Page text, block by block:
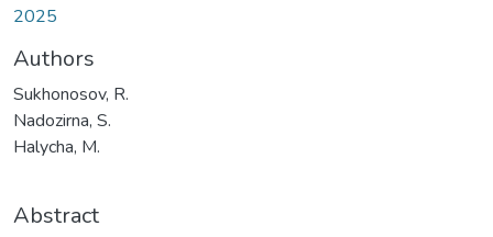
2025
Authors
Sukhonosov, R.
Nadozirna, S.
Halycha, M.
Abstract